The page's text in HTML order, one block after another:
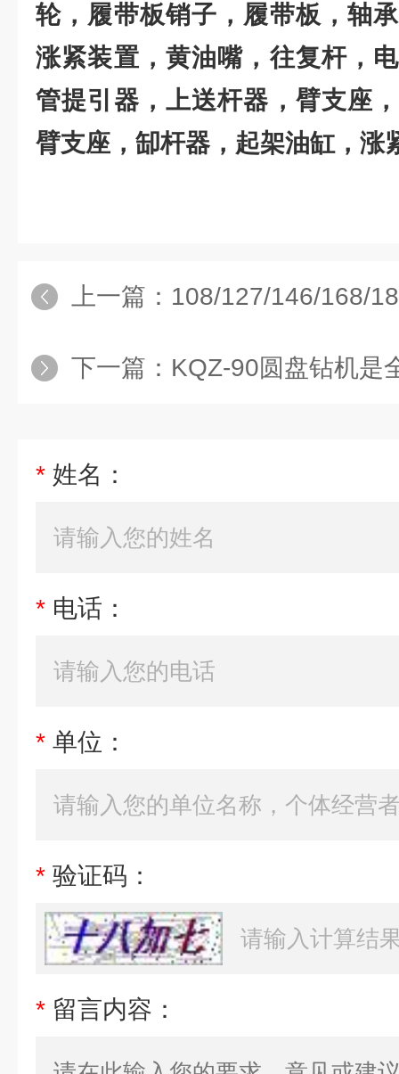
轮，履带板销子，履带板，轴
涨紧装置，黄油嘴，往复杆，
管提引器，上送杆器，臂支座
臂支座，缷杆器，起架油缸，涨
上一篇： 108/127/146/168/183/
下一篇： KQZ-90圆盘钻机是全气
* 姓名：
* 电话：
* 单位：
* 验证码：
* 留言内容：